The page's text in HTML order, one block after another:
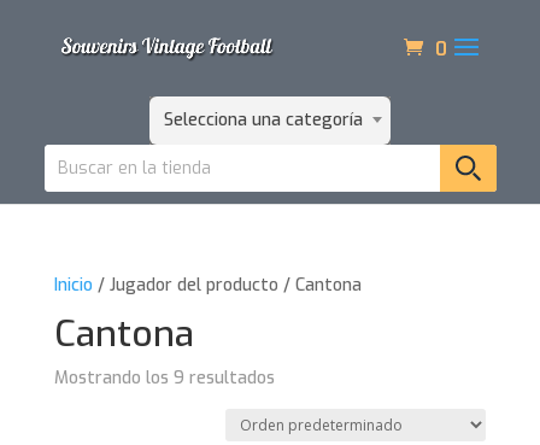
0
Selecciona una categoría
Inicio / Jugador del producto / Cantona
Cantona
Mostrando los 9 resultados